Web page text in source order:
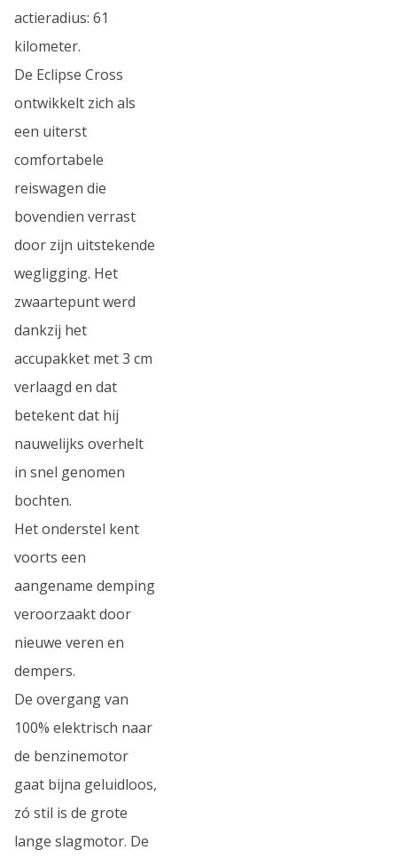
actieradius: 61
kilometer.
De Eclipse Cross
ontwikkelt zich als
een uiterst
comfortabele
reiswagen die
bovendien verrast
door zijn uitstekende
wegligging. Het
zwaartepunt werd
dankzij het
accupakket met 3 cm
verlaagd en dat
betekent dat hij
nauwelijks overhelt
in snel genomen
bochten.
Het onderstel kent
voorts een
aangename demping
veroorzaakt door
nieuwe veren en
dempers.
De overgang van
100% elektrisch naar
de benzinemotor
gaat bijna geluidloos,
zó stil is de grote
lange slagmotor. De